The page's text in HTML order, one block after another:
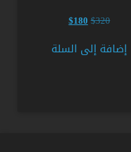
$320 السعر
هو:
$320.
$180 السعر
هو:
$180.
إضافة إلى السلة